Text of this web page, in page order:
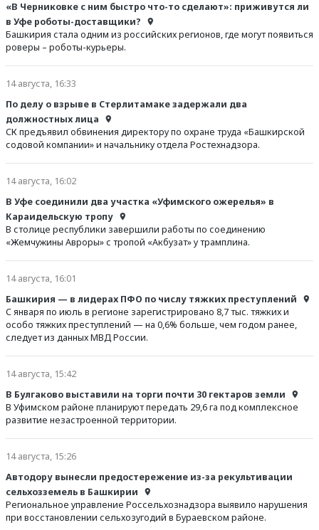
«В Черниковке с ним быстро что-то сделают»: приживутся ли
в Уфе роботы-доставщики?
Башкирия стала одним из российских регионов, где могут появиться
роверы – роботы-курьеры.
14 августа, 16:33
По делу о взрыве в Стерлитамаке задержали два
должностных лица
СК предъявил обвинения директору по охране труда «Башкирской
содовой компании» и начальнику отдела Ростехнадзора.
14 августа, 16:02
В Уфе соединили два участка «Уфимского ожерелья» в
Караидельскую тропу
В столице республики завершили работы по соединению
«Жемчужины Авроры» с тропой «Акбузат» у трамплина.
14 августа, 16:01
Башкирия — в лидерах ПФО по числу тяжких преступлений
С января по июль в регионе зарегистрировано 8,7 тыс. тяжких и
особо тяжких преступлений — на 0,6% больше, чем годом ранее,
следует из данных МВД России.
14 августа, 15:42
В Булгаково выставили на торги почти 30 гектаров земли
В Уфимском районе планируют передать 29,6 га под комплексное
развитие незастроенной территории.
14 августа, 15:26
Автодору вынесли предостережение из-за рекультивации
сельхозземель в Башкирии
Региональное управление Россельхознадзора выявило нарушения
при восстановлении сельхозугодий в Бураевском районе.